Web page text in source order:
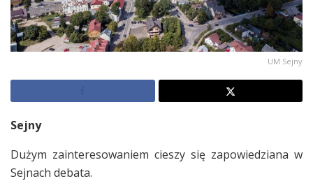
UM Sejny
Sejny
Dużym zainteresowaniem cieszy się zapowiedziana w
Sejnach debata.